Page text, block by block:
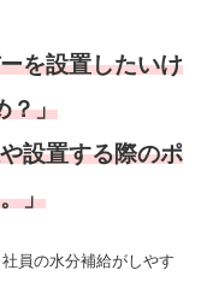
を設置したいけ
？」
設置する際のポ
」
員の水分補給がしやす